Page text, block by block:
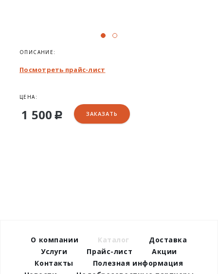
ОПИСАНИЕ:
Посмотреть прайс-лист
ЦЕНА:
1 500 Р ЗАКАЗАТЬ
О компании Каталог
Доставка
Услуги
Прайс-лист
Акции
Контакты
Полезная информация